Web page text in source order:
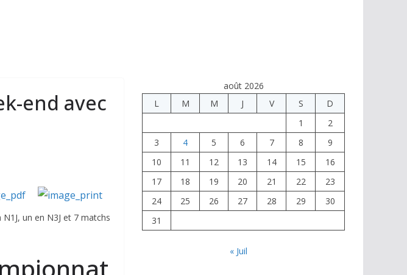
end avec
un en N3J et 7 matchs
août 2026
L
M M J V S
D
1
2
3
4 5 6 7 8
9
10
11 12 13 14 15
16
17
18 19 20 21 22
23
24
25 26 27 28 29
30
31
« Juil